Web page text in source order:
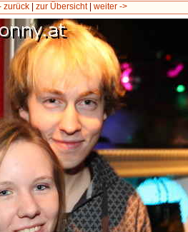
zurück| zur Übersicht| weiter ->